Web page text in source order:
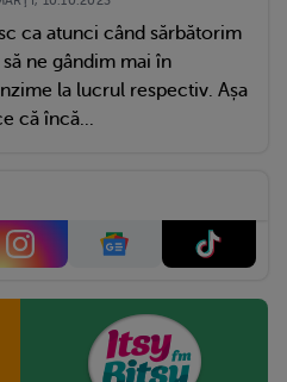
ca atunci când sărbătorim
ne gândim mai în
la lucrul respectiv. Așa
că încă...